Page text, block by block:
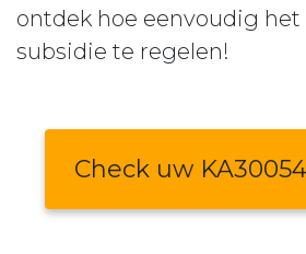
ontdek hoe eenvoudig
subsidie te regelen!
Check uw